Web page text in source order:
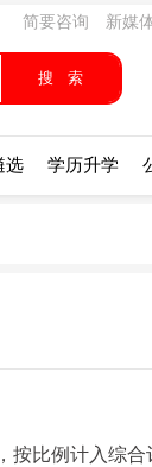
简要咨询 新媒
选 学历升学
比例计入综合